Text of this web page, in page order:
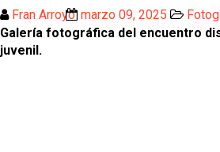
Fran Arroyo marzo 09, 2025
Galería fotográfica del encuentro
juvenil.